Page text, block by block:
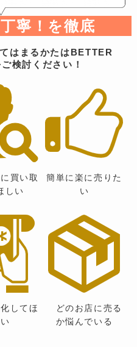
寧！を徹底
はまるかたはBETTER
検討ください！
買い取
しい
簡単に楽に売りた
い
してほ
どのお店に売る
か悩んでいる